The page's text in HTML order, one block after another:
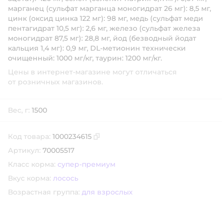
марганец (сульфат марганца моногидрат 26 мг): 8,5 мг,
цинк (оксид цинка 122 мг): 98 мг, медь (сульфат меди
пентагидрат 10,5 мг): 2,6 мг, железо (сульфат железа
моногидрат 87,5 мг): 28,8 мг, йод (безводный йодат
кальция 1,4 мг): 0,9 мг, DL-метионин технически
очищенный: 1000 мг/кг, таурин: 1200 мг/кг.
Цены в интернет-магазине могут отличаться
от розничных магазинов.
Вес, г: 1500
Код товара: 1000234615
Артикул: 70005517
Класс корма: супер-премиум
Вкус корма: лосось
Возрастная группа: для взрослых